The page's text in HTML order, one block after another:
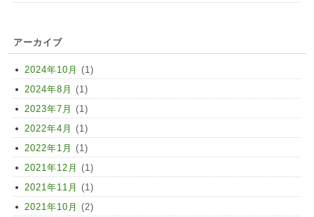
アーカイブ
2024年10月 (1)
2024年8月 (1)
2023年7月 (1)
2022年4月 (1)
2022年1月 (1)
2021年12月 (1)
2021年11月 (1)
2021年10月 (2)